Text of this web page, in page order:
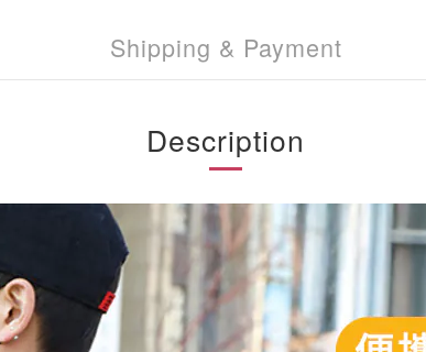
Shipping & Payment
Description